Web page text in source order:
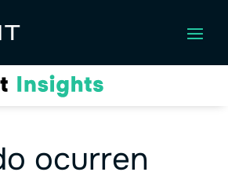
ocurren